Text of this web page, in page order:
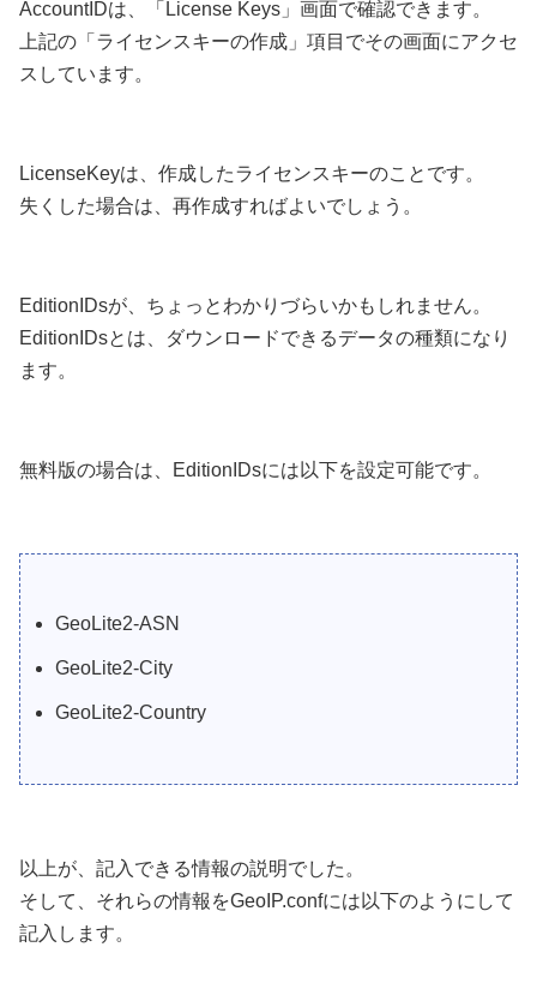
AccountIDは、「License Keys」画面で確認できます。
上記の「ライセンスキーの作成」項目でその画面にアクセ
スしています。
LicenseKeyは、作成したライセンスキーのことです。
失くした場合は、再作成すればよいでしょう。
EditionIDsが、ちょっとわかりづらいかもしれません。
EditionIDsとは、ダウンロードできるデータの種類になり
ます。
無料版の場合は、EditionIDsには以下を設定可能です。
GeoLite2-ASN
GeoLite2-City
GeoLite2-Country
以上が、記入できる情報の説明でした。
そして、それらの情報をGeoIP.confには以下のようにして
記入します。